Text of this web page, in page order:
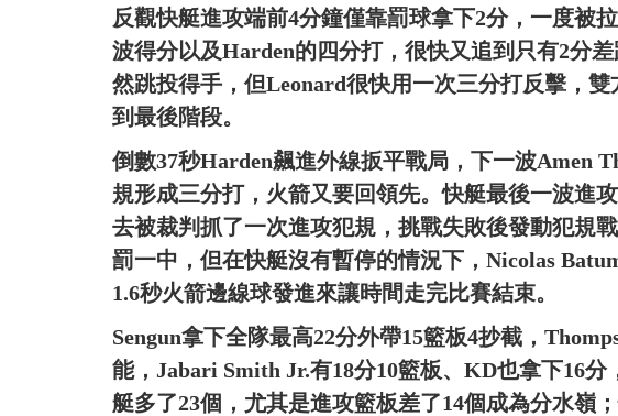
反觀快艇進攻端前4分鐘僅靠罰球拿下2分，一度被
波得分以及Harden的四分打，很快又追到只有2分
然跳投得手，但Leonard很快用一次三分打反擊，
到最後階段。
倒數37秒Harden飆進外線扳平戰局，下一波Amen
規形成三分打，火箭又要回領先。快艇最後一波進
去被裁判抓了一次進攻犯規，挑戰失敗後發動犯規
罰一中，但在快艇沒有暫停的情況下，Nicolas
1.6秒火箭邊線球發進來讓時間走完比賽結束。
Sengun拿下全隊最高22分外帶15籃板4抄截，
能，Jabari Smith Jr.有18分10籃板、KD也拿下16
艇多了23個，尤其是進攻籃板差了14個成為分水嶺